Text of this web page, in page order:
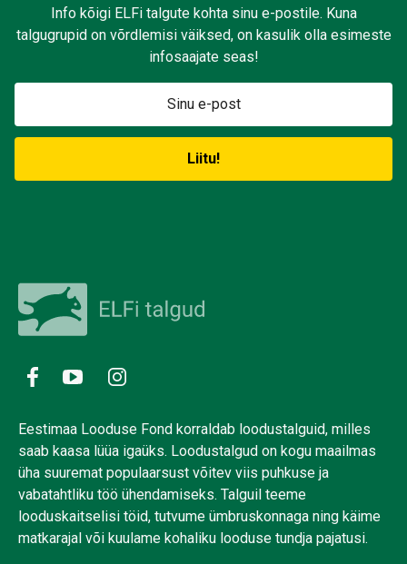
Info kõigi ELFi talgute kohta sinu e-postile. Kuna
talgugrupid on võrdlemisi väiksed, on kasulik olla esimeste
infosaajate seas!
Eestimaa Looduse Fond korraldab loodustalguid, milles
saab kaasa lüüa igaüks. Loodustalgud on kogu maailmas
üha suuremat populaarsust võitev viis puhkuse ja
vabatahtliku töö ühendamiseks. Talguil teeme
looduskaitselisi töid, tutvume ümbruskonnaga ning käime
matkarajal või kuulame kohaliku looduse tundja pajatusi.